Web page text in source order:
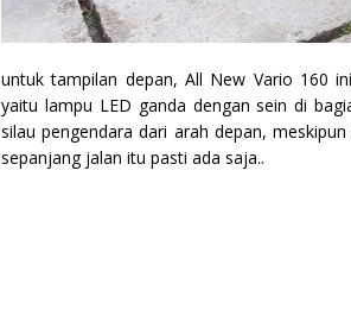
untuk tampilan depan, All New Vario 160
yaitu lampu LED ganda dengan sein di
silau pengendara dari arah depan,
sepanjang jalan itu pasti ada saja..